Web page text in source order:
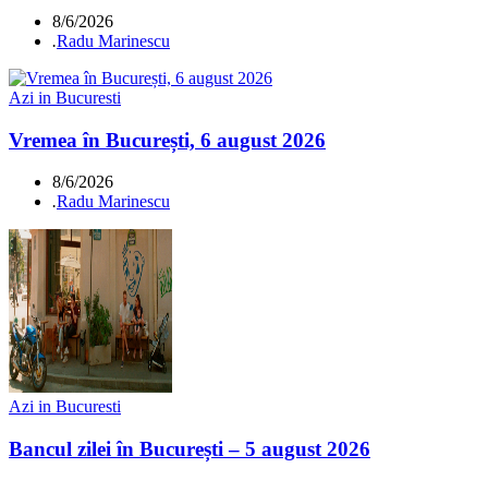
8/6/2026
.Radu Marinescu
Azi in Bucuresti
Vremea în București, 6 august 2026
8/6/2026
.Radu Marinescu
Azi in Bucuresti
Bancul zilei în București – 5 august 2026